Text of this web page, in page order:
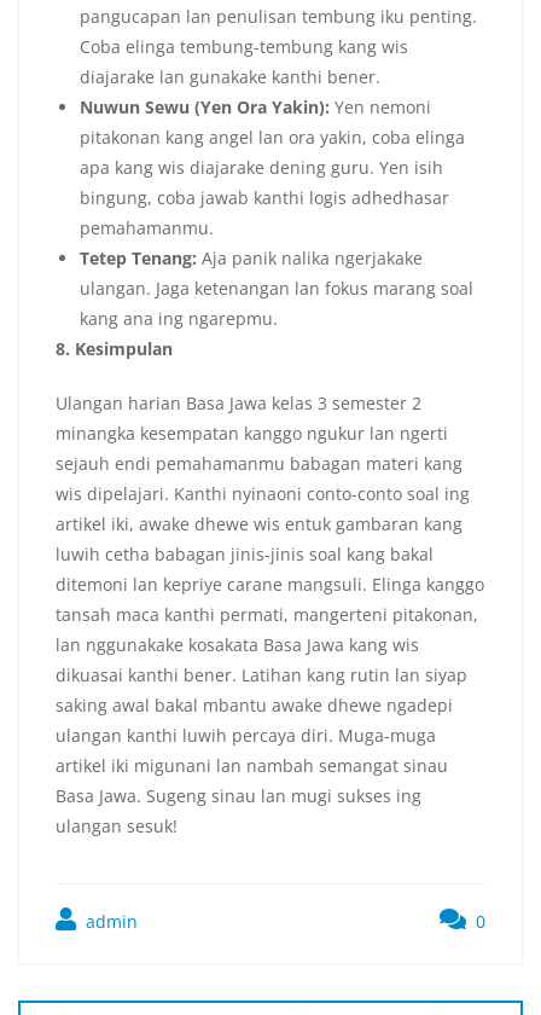
pangucapan lan penulisan tembung iku penting.
Coba elinga tembung-tembung kang wis
diajarake lan gunakake kanthi bener.
Nuwun Sewu (Yen Ora Yakin): Yen nemoni
pitakonan kang angel lan ora yakin, coba elinga
apa kang wis diajarake dening guru. Yen isih
bingung, coba jawab kanthi logis adhedhasar
pemahamanmu.
Tetep Tenang: Aja panik nalika ngerjakake
ulangan. Jaga ketenangan lan fokus marang soal
kang ana ing ngarepmu.
8. Kesimpulan
Ulangan harian Basa Jawa kelas 3 semester 2
minangka kesempatan kanggo ngukur lan ngerti
sejauh endi pemahamanmu babagan materi kang
wis dipelajari. Kanthi nyinaoni conto-conto soal ing
artikel iki, awake dhewe wis entuk gambaran kang
luwih cetha babagan jinis-jinis soal kang bakal
ditemoni lan kepriye carane mangsuli. Elinga kanggo
tansah maca kanthi permati, mangerteni pitakonan,
lan nggunakake kosakata Basa Jawa kang wis
dikuasai kanthi bener. Latihan kang rutin lan siyap
saking awal bakal mbantu awake dhewe ngadepi
ulangan kanthi luwih percaya diri. Muga-muga
artikel iki migunani lan nambah semangat sinau
Basa Jawa. Sugeng sinau lan mugi sukses ing
ulangan sesuk!
admin 0